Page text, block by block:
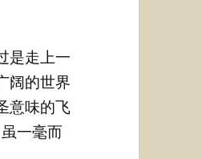
是走上一
阔的世界
意味的飞
一毫而